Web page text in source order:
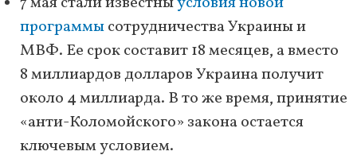
программысотрудничества Украины и
МВФ. Ее срок составит 18 месяцев, а вместо
8 миллиардов долларов Украина получит
около 4 миллиарда. В то же время, принятие
«анти-Коломойского» закона остается
ключевым условием.